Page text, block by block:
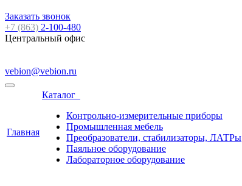
Заказать звонок
+7 (863) 2-100-480
Центральный офис
vebion@vebion.ru
Главная
Каталог
Контрольно-измерительные приборы
Промышленная мебель
Преобразователи, стабилизаторы, ЛАТРы
Паяльное оборудование
Лабораторное оборудование